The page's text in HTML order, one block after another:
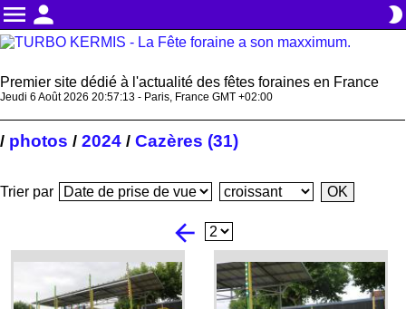
menu person brightness_2
Premier site dédié à l'actualité des fêtes foraines en France
Jeudi 6 Août 2026 20:57:13 - Paris, France GMT +02:00
/ photos / 2024 / Cazères (31)
Trier par
arrow_back